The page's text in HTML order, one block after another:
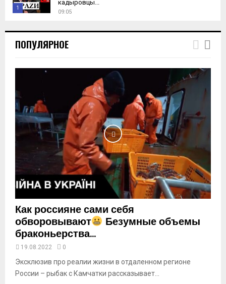
1
h
u
y
b
e
кадыровцы...
09:05
ПОПУЛЯРНОЕ
Как россияне сами себя
обворовывают Безумные объемы
браконьерства...
19.08.2022 0
Эксклюзив про реалии жизни в отдаленном регионе
России – рыбак с Камчатки рассказывает...